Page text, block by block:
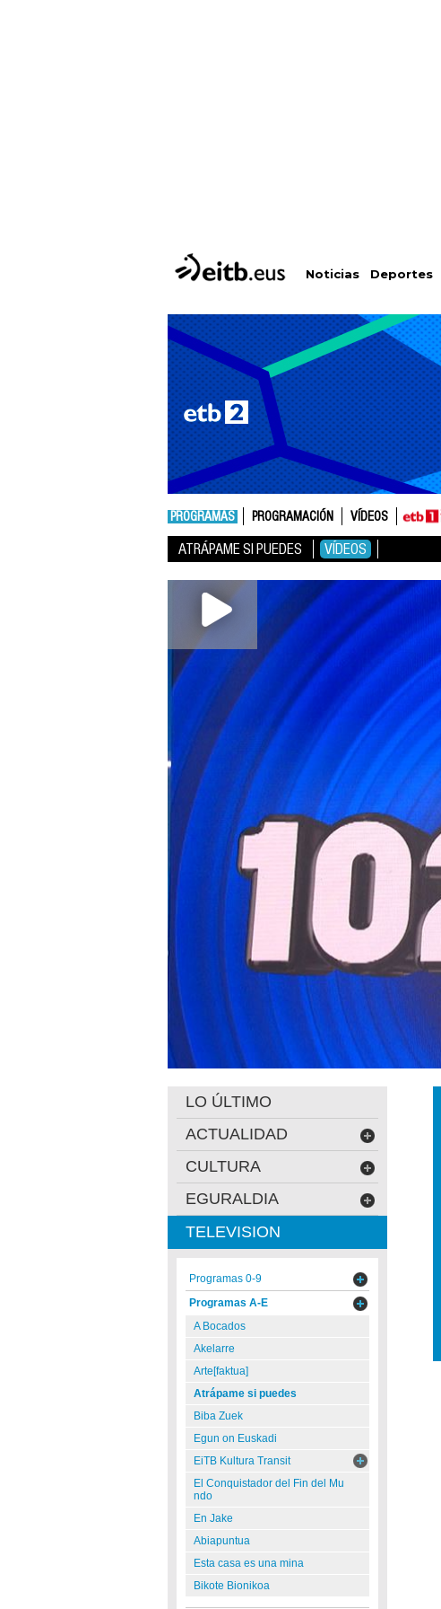
Noticias Deportes
PROGRAMAS PROGRAMACIÓN VÍDEOS
ATRÁPAME SI PUEDES VÍDEOS
LO ÚLTIMO
ACTUALIDAD
CULTURA
EGURALDIA
TELEVISION
Programas 0-9
Programas A-E
A Bocados
Akelarre
Arte[faktua]
Atrápame si puedes
Biba Zuek
Egun on Euskadi
EiTB Kultura Transit
El Conquistador del Fin del Mu
ndo
En Jake
Abiapuntua
Esta casa es una mina
Bikote Bionikoa